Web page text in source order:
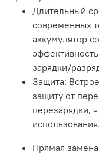
Длительный
современных
аккумулятор
зарядки/
Защита:
защиту от
перезарядки,
использования.
Прямая